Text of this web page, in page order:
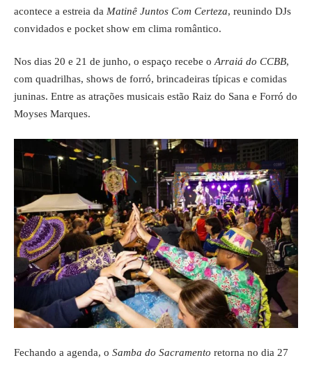
acontece a estreia da Matinê Juntos Com Certeza, reunindo DJs
convidados e pocket show em clima romântico.
Nos dias 20 e 21 de junho, o espaço recebe o Arraiá do CCBB,
com quadrilhas, shows de forró, brincadeiras típicas e comidas
juninas. Entre as atrações musicais estão Raiz do Sana e Forró do
Moyses Marques.
Fechando a agenda, o Samba do Sacramento retorna no dia 27